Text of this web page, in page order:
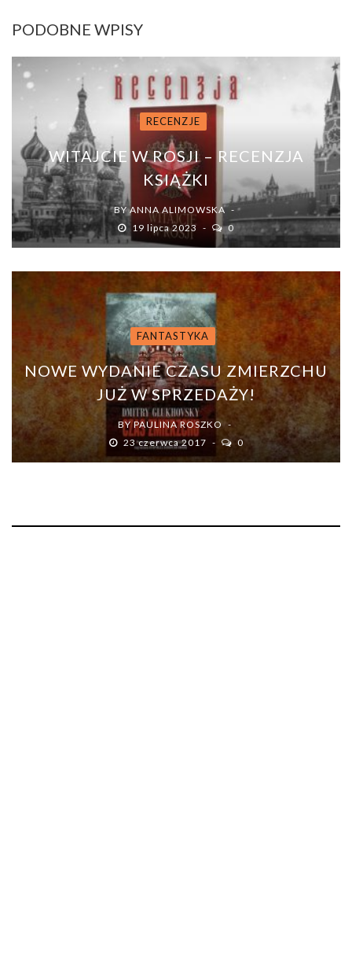
PODOBNE WPISY
RECENZJE
WITAJCIE W ROSJI – RECENZJA
KSIĄŻKI
BYANNA ALIMOWSKA
19 lipca 2023
0
FANTASTYKA
NOWE WYDANIE CZASU ZMIERZCHU
JUŻ W SPRZEDAŻY!
BYPAULINA ROSZKO
23 czerwca 2017
0